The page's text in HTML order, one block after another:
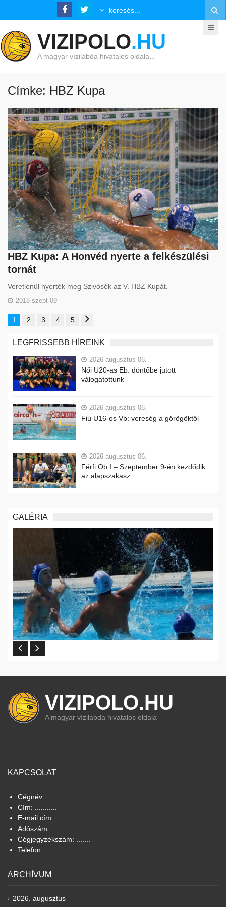
VIZIPOLO.HU
A magyar vízilabda hivatalos oldala…
Címke: HBZ Kupa
HBZ Kupa: A Honvéd nyerte a felkészülési
tornát
Veretlenül nyerték meg Szivósék az V. HBZ Kupát.
2018 szept 09
1 2 3 4 5
LEGFRISSEBB HÍREINK
2026 augusztus 06.
Női U20-as Eb: döntőbe jutott
válogatottunk
2026 augusztus 06.
Fiú U16-os Vb: vereség a görögöktől
2026 augusztus 06.
Férfi Ob I – Szeptember 9-én kezdődik
az alapszakasz
GALÉRIA
VIZIPOLO.HU
A magyar vízilabda hivatalos oldala
KAPCSOLAT
Cégnév: .......
Cím: ...........
E-mail cím: .......
Adószám: ........
Cégjegyzékszám: .......
Telefon: ........
ARCHÍVUM
2026. augusztus